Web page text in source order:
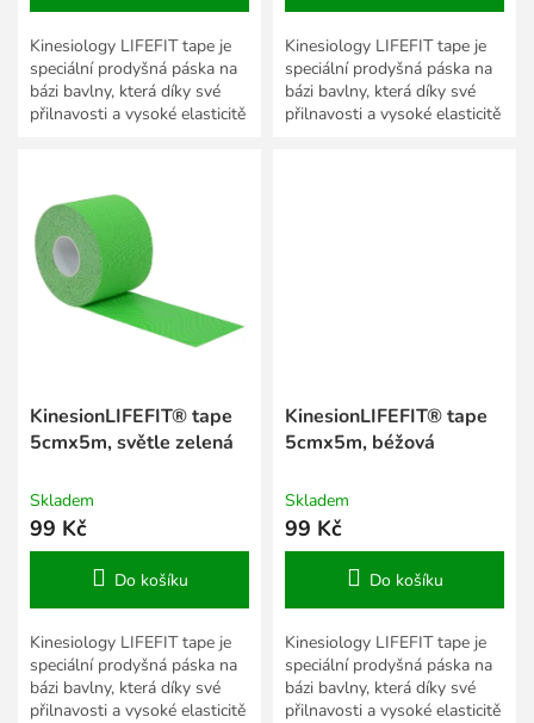
Kinesiology LIFEFIT tape je
speciální prodyšná páska na
bázi bavlny, která díky své
přilnavosti a vysoké elasticitě
Kinesiology LIFEFIT tape je
speciální prodyšná páska na
bázi bavlny, která díky své
přilnavosti a vysoké elasticitě
KinesionLIFEFIT® tape
5cmx5m, světle zelená
Skladem
99 Kč
Do košíku
Kinesiology LIFEFIT tape je
speciální prodyšná páska na
bázi bavlny, která díky své
přilnavosti a vysoké elasticitě
KinesionLIFEFIT® tape
5cmx5m, béžová
Skladem
99 Kč
Do košíku
Kinesiology LIFEFIT tape je
speciální prodyšná páska na
bázi bavlny, která díky své
přilnavosti a vysoké elasticitě